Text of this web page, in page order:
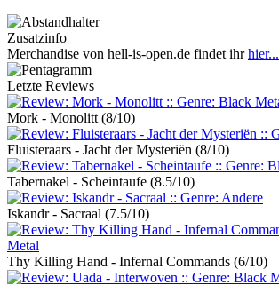
Zusatzinfo
Merchandise von hell-is-open.de findet ihrhier...
Letzte Reviews
Mork - Monolitt (8/10)
Fluisteraars - Jacht der Mysteriën (8/10)
Tabernakel - Scheintaufe (8.5/10)
Iskandr - Sacraal (7.5/10)
Thy Killing Hand - Infernal Commands (6/10)